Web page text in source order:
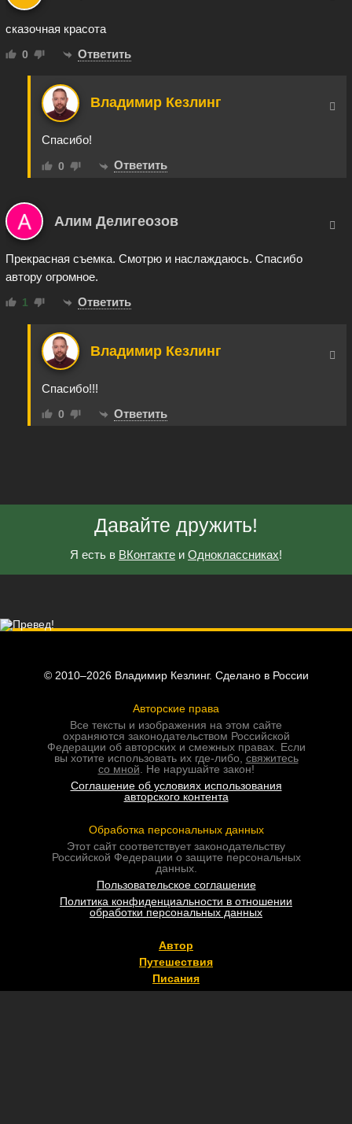
сказочная красота
0 Ответить
Владимир Кезлинг
Спасибо!
0 Ответить
Алим Делигеозов
Прекрасная съемка. Смотрю и наслаждаюсь. Спасибо
автору огромное.
1 Ответить
Владимир Кезлинг
Спасибо!!!
0 Ответить
Давайте дружить!
Я есть в ВКонтакте и Одноклассниках!
© 2010–2026 Владимир Кезлинг. Сделано в России
Авторские права
Все тексты и изображения на этом сайте
охраняются законодательством Российской
Федерации об авторских и смежных правах. Если
вы хотите использовать их где-либо, свяжитесь
со мной. Не нарушайте закон!
Соглашение об условиях использования
авторского контента
Обработка персональных данных
Этот сайт соответствует законодательству
Российской Федерации о защите персональных
данных.
Пользовательское соглашение
Политика конфиденциальности в отношении
обработки персональных данных
Автор
Путешествия
Писания
Всякое